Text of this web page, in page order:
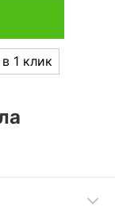
1 клик